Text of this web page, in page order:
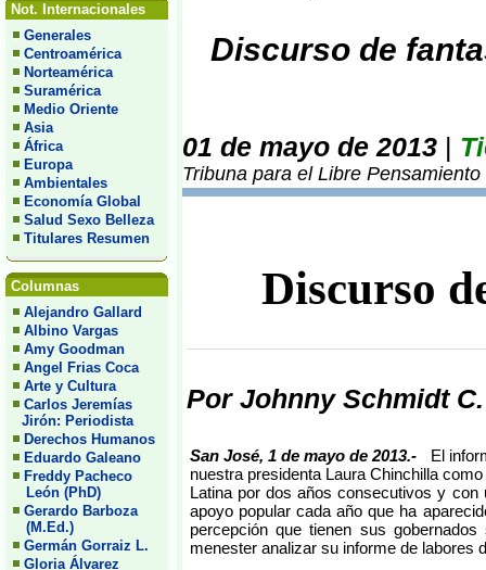
Not. Internacionales
Generales
Centroamérica
Norteamérica
Suramérica
Medio Oriente
Asia
África
Europa
Ambientales
Economía Global
Salud Sexo Belleza
Titulares Resumen
Columnas
Alejandro Gallard
Albino Vargas
Amy Goodman
Angel Frias Coca
Arte y Cultura
Carlos Jeremías
Jirón: Periodista
Derechos Humanos
Eduardo Galeano
Freddy Pacheco
León (PhD)
Gerardo Barboza
(M.Ed.)
Germán Gorraiz L.
Gloria Álvarez
Discurso de
01 de mayo de 2013 |
Tribuna para el Libre Pensamiento
Discurso
Por Johnny Schmidt C.
San José, 1 de mayo de 2013.- El
nuestra presidenta Laura Chinchilla
Latina por dos años consecutivos y con
apoyo popular cada año que ha
percepción que tienen sus
menester analizar su informe de labores